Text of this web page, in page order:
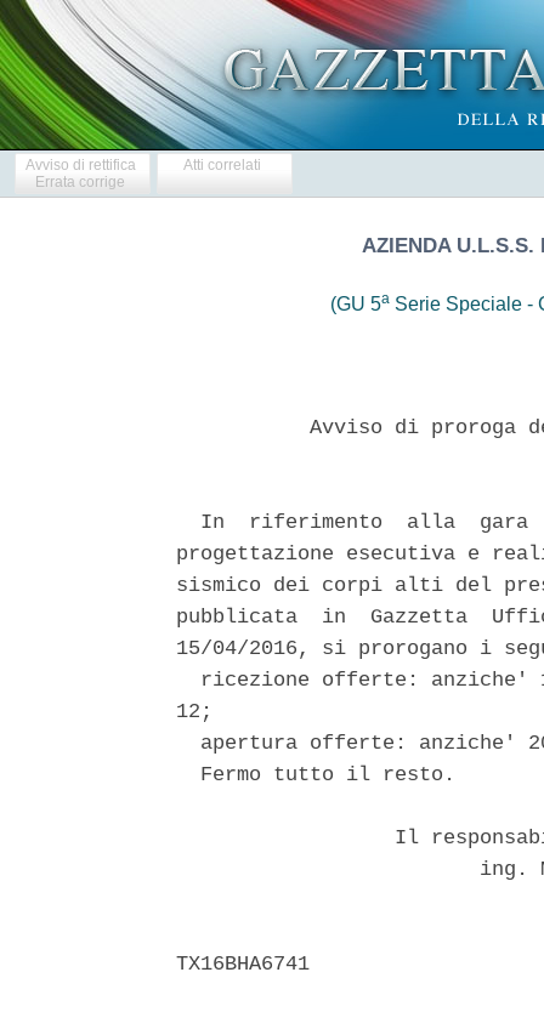
Avviso di rettifica
Errata corrige
Atti correlati
AZIENDA U.L.S.S.
(GU 5a Serie Speciale -
Avviso di proroga
In  riferimento  alla  gara
progettazione esecutiva e
sismico dei corpi alti del
pubblicata  in  Gazzetta
15/04/2016, si prorogano i
ricezione offerte: anziche'
12;
apertura offerte: anziche'
  Fermo tutto il resto.
Il